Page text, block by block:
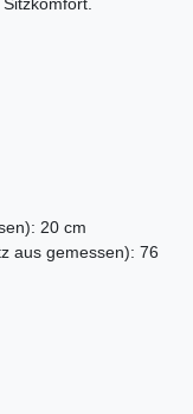
20 cm
aus gemessen): 76